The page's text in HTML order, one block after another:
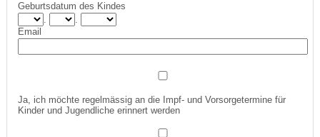
Geburtsdatum des Kindes
.
.
Email
Ja, ich möchte regelmässig an die Impf- und Vorsorgetermine für
Kinder und Jugendliche erinnert werden